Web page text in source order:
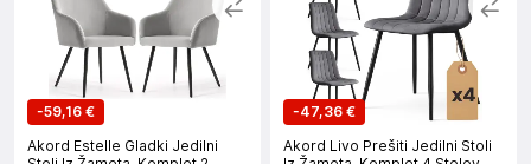
-59,16 €
Akord Estelle Gladki Jedilni
-47,36 €
Akord Livo Prešiti Jedilni Stoli